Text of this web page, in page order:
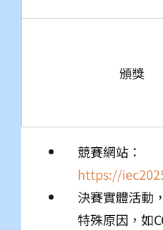
頒獎
競賽網站：
https://
決賽實體活動
特殊原因，如